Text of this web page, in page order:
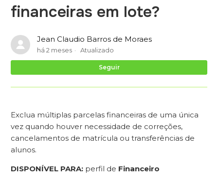
financeiras em lote?
Jean Claudio Barros de Moraes
há 2 meses Atualizado
Seguir
Exclua múltiplas parcelas financeiras de uma única
vez quando houver necessidade de correções,
cancelamentos de matrícula ou transferências de
alunos.
DISPONÍVEL PARA: perfil de Financeiro